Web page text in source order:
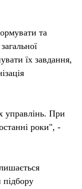
та
їх завдання,
управлінь. При
роки", -
підбору